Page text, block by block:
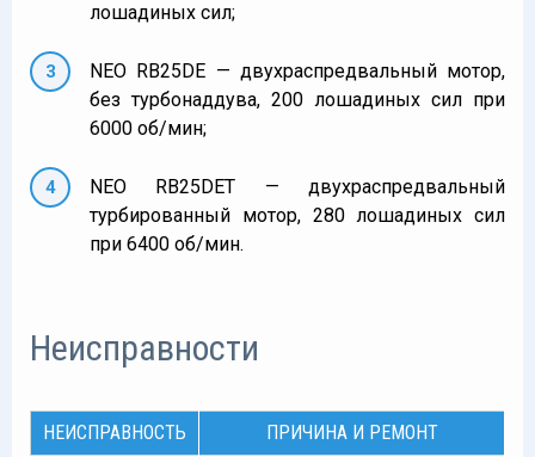
лошадиных сил;
NEO RB25DE — двухраспредвальный мотор,
без турбонаддува, 200 лошадиных сил при
6000 об/мин;
NEO RB25DET — двухраспредвальный
турбированный мотор, 280 лошадиных сил
при 6400 об/мин.
Неисправности
НЕИСПРАВНОСТЬ
ПРИЧИНА И РЕМОНТ